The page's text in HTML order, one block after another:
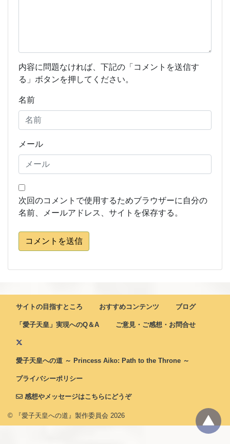
内容に問題なければ、下記の「コメントを送信す
る」ボタンを押してください。
名前
メール
次回のコメントで使用するためブラウザーに自分の
名前、メールアドレス、サイトを保存する。
コメントを送信
サイトの目指すところ おすすめコンテンツ ブログ
「愛子天皇」実現へのQ＆A ご意見・ご感想・お問合せ
愛子天皇への道 ～ Princess Aiko: Path to the Throne ～
プライバシーポリシー
感想やメッセージはこちらにどうぞ
© 『愛子天皇への道』製作委員会 2026